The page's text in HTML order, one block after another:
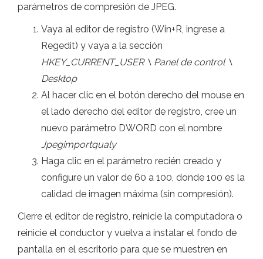
parámetros de compresión de JPEG.
Vaya al editor de registro (Win+R, ingrese a
Regedit) y vaya a la sección
HKEY_CURRENT_USER \ Panel de control \
Desktop
Al hacer clic en el botón derecho del mouse en
el lado derecho del editor de registro, cree un
nuevo parámetro DWORD con el nombre
Jpegimportqualy
Haga clic en el parámetro recién creado y
configure un valor de 60 a 100, donde 100 es la
calidad de imagen máxima (sin compresión).
Cierre el editor de registro, reinicie la computadora o
reinicie el conductor y vuelva a instalar el fondo de
pantalla en el escritorio para que se muestren en